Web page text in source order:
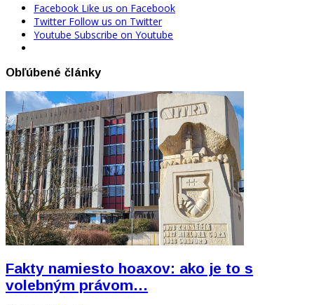
Facebook Like us on Facebook
Twitter Follow us on Twitter
Youtube Subscribe on Youtube
Obľúbené články
Fakty namiesto hoaxov: ako je to s
volebným právom…